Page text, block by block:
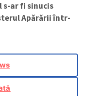
ar fi sinucis
Apărării într-